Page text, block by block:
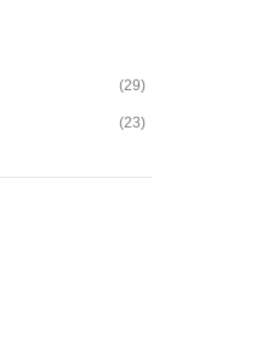
(29)
(23)